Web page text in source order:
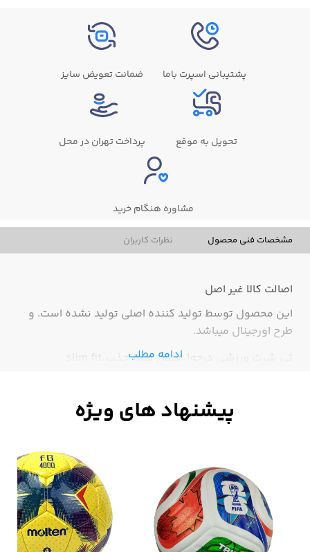
پشتیبانی اسپرت باما ضمانت تعویض سایز
تحویل به موقع پرداخت تهران در محل
مشاوره هنگام خرید
مشخصات فنی محصول نظرات کاربران
اصالت کالا غیر اصل
این محصول توسط تولید کننده اصلی تولید نشده است. و
طرح اورجینال میباشد.
ادامه مطلب